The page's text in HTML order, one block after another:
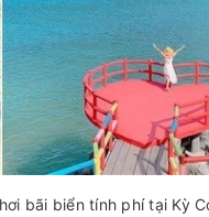
bãi biển tính phí tại Kỳ